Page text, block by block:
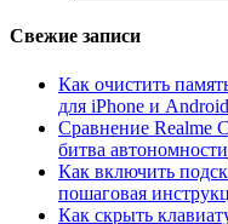
Свежие записи
Как очистить
для iPhone и Android
Сравнение Realme
битва автономности
Как включить
пошаговая
Как скрыть